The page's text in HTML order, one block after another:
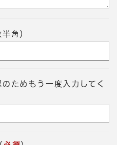
角）
ためもう一度入力してく